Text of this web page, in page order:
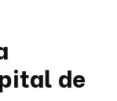
de